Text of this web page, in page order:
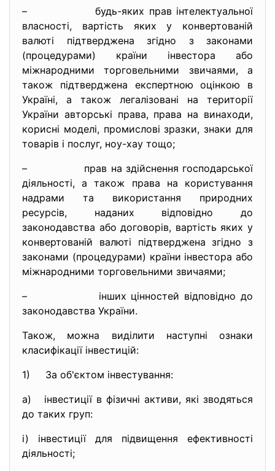
– будь-яких прав інтелектуальної
власності, вартість яких у конвертованій
валюті підтверджена згідно з законами
(процедурами) країни інвестора або
міжнародними торговельними звичаями, а
також підтверджена експертною оцінкою в
Україні, а також легалізовані на території
України авторські права, права на винаходи,
корисні моделі, промислові зразки, знаки для
товарів і послуг, ноу-хау тощо;
– прав на здійснення господарської
діяльності, а також права на користування
надрами та використання природних
ресурсів, наданих відповідно до
законодавства або договорів, вартість яких у
конвертованій валюті підтверджена згідно з
законами (процедурами) країни інвестора або
міжнародними торговельними звичаями;
– інших цінностей відповідно до
законодавства України.
Також, можна виділити наступні ознаки
класифікації інвестицій:
1) За об'єктом інвестування:
а) інвестиції в фізичні активи, які зводяться
до таких груп:
i) інвестиції для підвищення ефективності
діяльності;